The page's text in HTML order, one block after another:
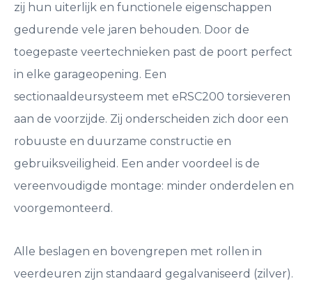
zij hun uiterlijk en functionele eigenschappen
gedurende vele jaren behouden. Door de
toegepaste veertechnieken past de poort perfect
in elke garageopening. Een
sectionaaldeursysteem met eRSC200 torsieveren
aan de voorzijde. Zij onderscheiden zich door een
robuuste en duurzame constructie en
gebruiksveiligheid. Een ander voordeel is de
vereenvoudigde montage: minder onderdelen en
voorgemonteerd.
Alle beslagen en bovengrepen met rollen in
veerdeuren zijn standaard gegalvaniseerd (zilver).